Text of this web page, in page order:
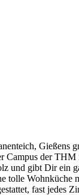
Gießens
Campus der
und gibt Dir ein
tolle
fast jedes